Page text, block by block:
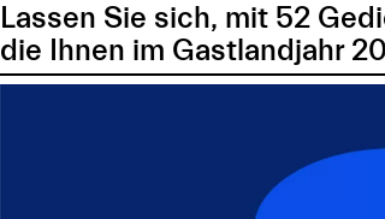
Lassen Sie sich, mit 52
die Ihnen im Gastlandjahr